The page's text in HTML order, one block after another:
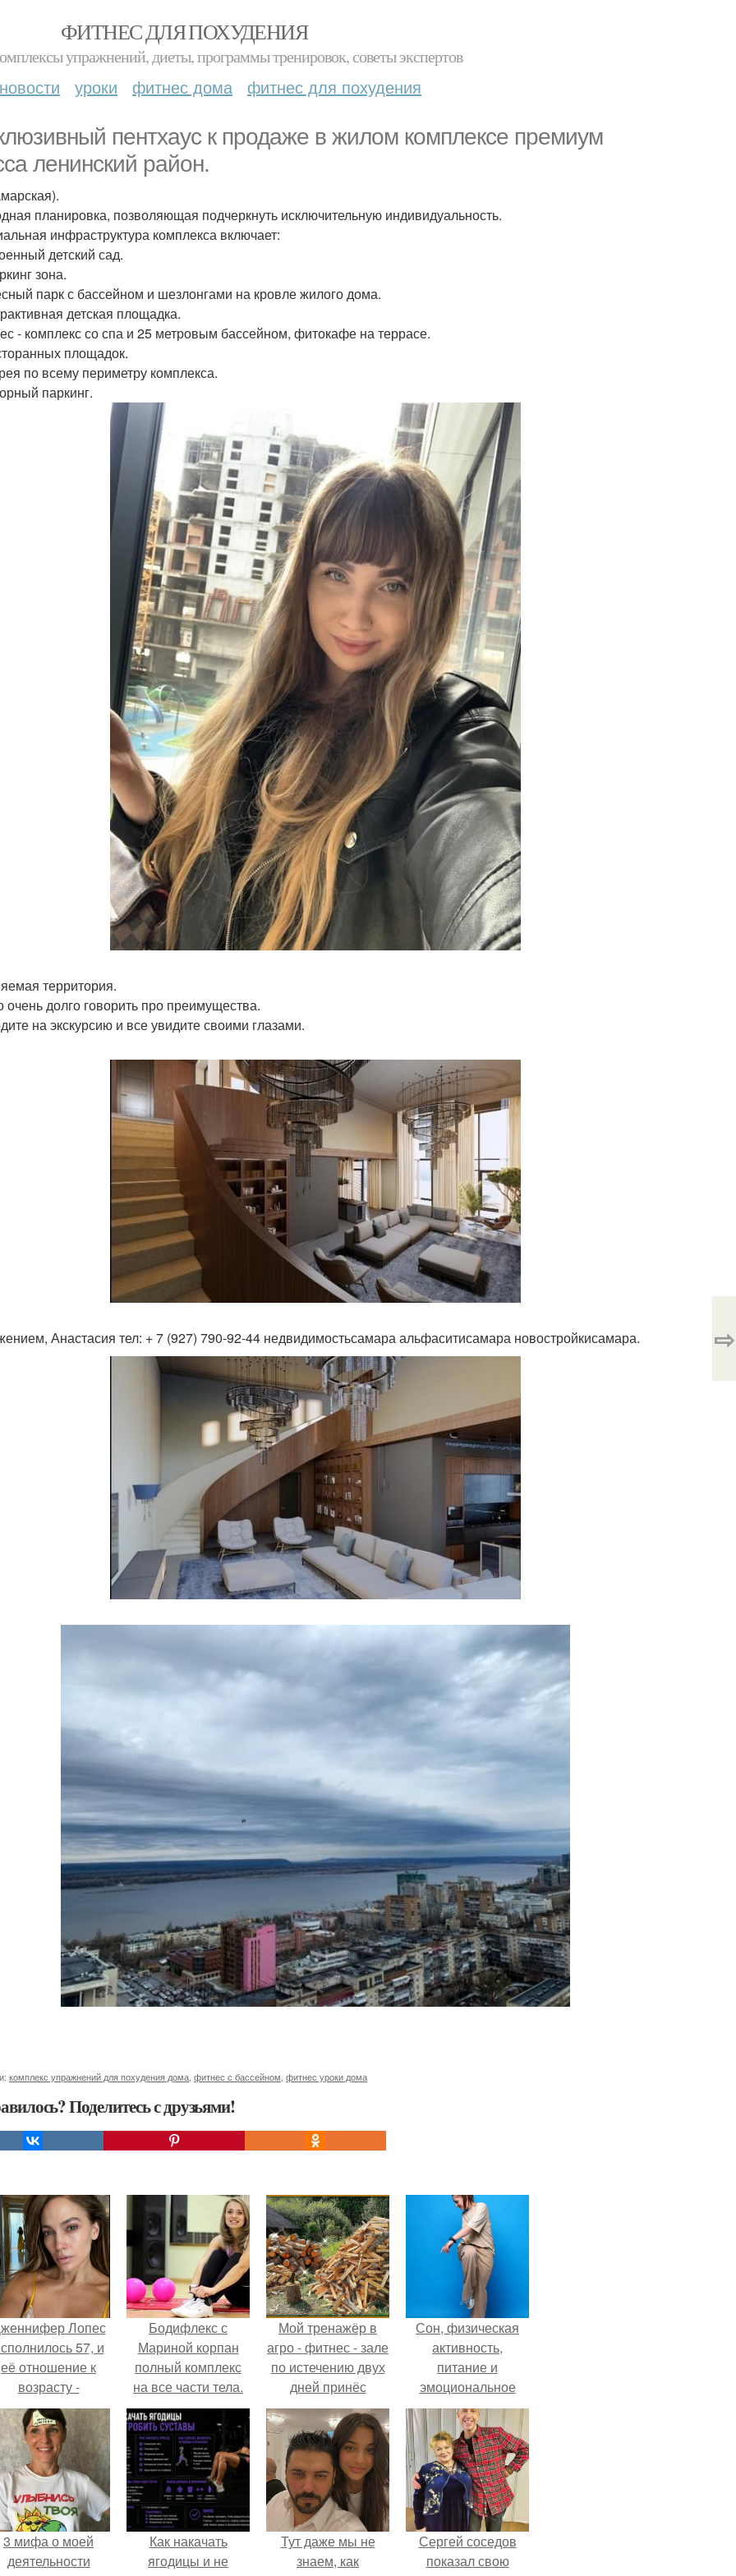
ФИТНЕС ДЛЯ ПОХУДЕНИЯ
упражнений, диеты, программы тренировок, советы экспертов
новости уроки фитнес дома фитнес для похудения
пентхаус к продаже в жилом комплексе премиум
ленинский район.
планировка, позволяющая подчеркнуть исключительную индивидуальность.
инфраструктура комплекса включает:
детский сад.
зона.
парк с бассейном и шезлонгами на кровле жилого дома.
детская площадка.
- комплекс со спа и 25 метровым бассейном, фитокафе на террасе.
площадок.
по всему периметру комплекса.
паркинг.
территория.
долго говорить про преимущества.
на экскурсию и все увидите своими глазами.
Анастасия тел: + 7 (927) 790-92-44 недвидимостьсамара альфаситисамара новостройкисамара.
комплекс упражнений для похудения дома фитнес с бассейном фитнес уроки дома
Поделитесь с друзьями!
⇨
Лопес
57, и
её отношение к
возрасту -
настоящий
манифест
"не
говорите, что я
выгляжу
для 57.
Бодифлекс с
Мариной корпан
полный комплекс
на все части тела.
Немного об авторе
Мой тренажёр в
агро - фитнес - зале
по истечению двух
дней принёс
ощутимый
результат.
Сон, физическая
активность,
питание и
эмоциональное
состояние!
3 мифа о моей
деятельности
Как накачать
ягодицы и не
Тут даже мы не
знаем, как
Сергей соседов
показал свою